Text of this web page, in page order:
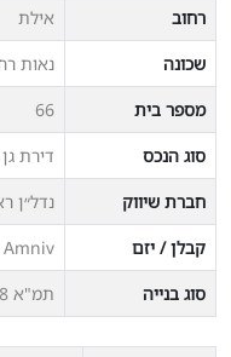
רחוב
אילת
שכונה
נאות
מספר בית
66
סוג הנכס
דירת גן
חברת שיווק
נדל״ן
קבלן / יזם
Amniv אמניב ניהול וביצוע בע"מ
סוג בנייה
תמ"א 38 – תוספת בנייה